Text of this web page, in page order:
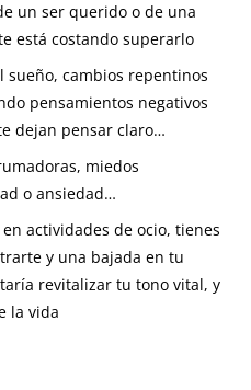
un ser querido o de una
está costando superarlo
sueño, cambios repentinos
pensamientos negativos
dejan pensar claro…
miedos
o ansiedad…
actividades de ocio, tienes
y una bajada en tu
revitalizar tu tono vital, y
la vida